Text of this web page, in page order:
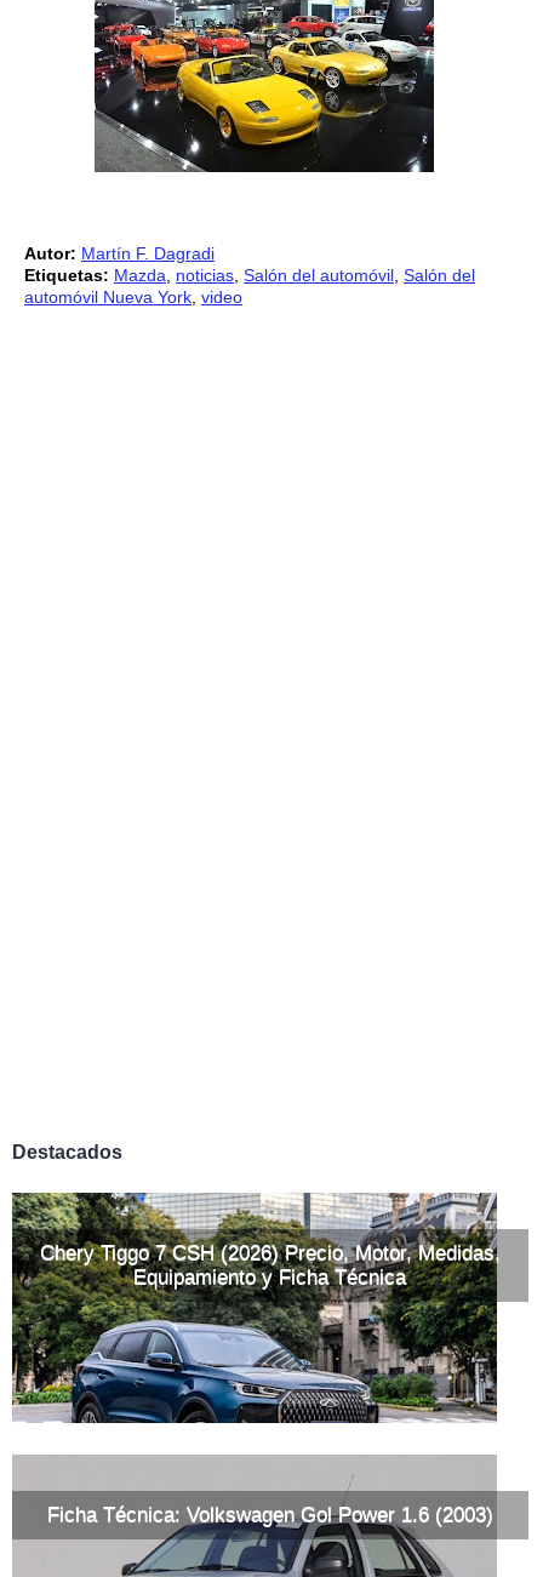
Autor: Martín F. Dagradi
Etiquetas: Mazda noticias Salón del automóvil Salón del
automóvil Nueva York video
Destacados
Chery Tiggo 7 CSH (2026) Precio, Motor, Medidas,
Equipamiento y Ficha Técnica
Ficha Técnica: Volkswagen Gol Power 1.6 (2003)